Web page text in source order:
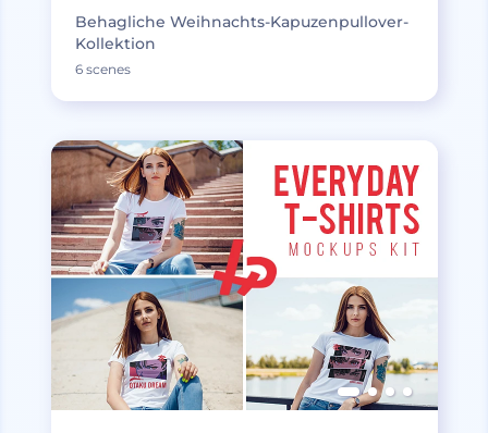
Behagliche Weihnachts-Kapuzenpullover-
Kollektion
6 scenes